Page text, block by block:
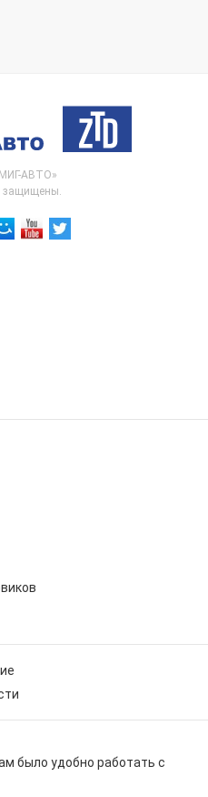
АВТО»
защищены.
было удобно работать с